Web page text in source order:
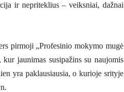
ir nepriteklius – veiksniai, dažnai
pirmoji „Profesinio mokymo mugė
jaunimas susipažins su naujomis
yra paklausiausia,o kurioje srityje